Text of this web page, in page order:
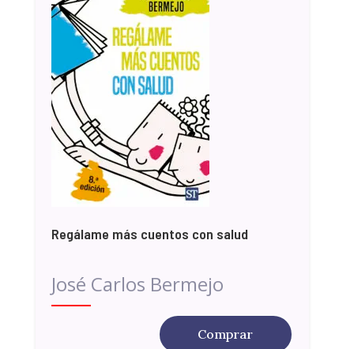
Regálame más cuentos con salud
José Carlos Bermejo
Comprar